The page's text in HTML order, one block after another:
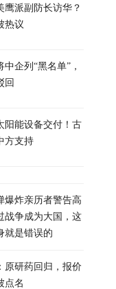
鹰派副防长访华？
热议
中企列“黑名单”，
回
阳能设备交付！古
方支持
爆炸亲历者警告高
战争成为大国，这
就是错误的
原研药回归，报价
点名